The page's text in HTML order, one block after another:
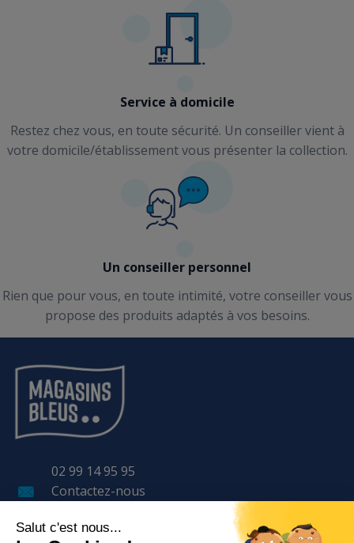
Service à domicile
Restez chez vous, en toute sécurité. Un conseiller vient à
votre domicile/établissement vous présenter la collection.
Un conseiller personnel
Rien que pour vous, en toute intimité, votre conseiller vous
propose des produits adaptés à vos besoins.
02 99 14 95 95
Contactez-nous
BP 57 401